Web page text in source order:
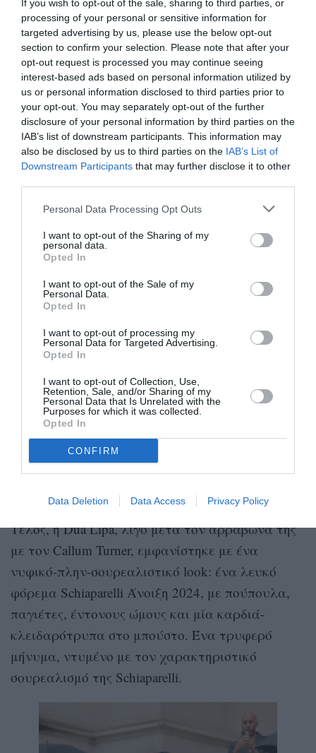
If you wish to opt-out of the sale, sharing to third parties, or
processing of your personal or sensitive information for
targeted advertising by us, please use the below opt-out
section to confirm your selection. Please note that after your
opt-out request is processed you may continue seeing
interest-based ads based on personal information utilized by
us or personal information disclosed to third parties prior to
your opt-out. You may separately opt-out of the further
disclosure of your personal information by third parties on the
IAB’s list of downstream participants. This information may
also be disclosed by us to third parties on the IAB’s List of
Downstream Participants that may further disclose it to other
Personal Data Processing Opt Outs
I want to opt-out of the Sharing of my
personal data.
Opted In
I want to opt-out of the Sale of my
Personal Data.
Opted In
I want to opt-out of processing my
Personal Data for Targeted Advertising.
Opted In
I want to opt-out of Collection, Use,
Retention, Sale, and/or Sharing of my
Personal Data that Is Unrelated with the
Purposes for which it was collected.
Opted In
CONFIRM
Data Deletion Data Access Privacy Policy
διακοσμημένο με κρόσσια, πέρλες και τους
χαρακτηριστικούς γλυπτικούς ώμους του οίκου.
Ωστόσο, η μεγαλύτερη έκπληξη ήταν το
αξεσουάρ: ένα ζωντανό κοράκι, ακουμπισμένο
στο χέρι της.
Getty Images
Τέλος, η Dua Lipa, λίγο μετά τον αρραβώνα της
με τον Callum Turner, εμφανίστηκε με ένα
νυφικό-πλην-σουρεαλιστικό look: ένα λευκό
φόρεμα Schiaparelli Άνοιξη 2024, με πούπουλα,
παγιέτες, έντονους ώμους και μία καρδιά-
κλειδαρότρυπα στο μπούστο. Ένα τρυφερό
μήνυμα, ντυμένο με τον χαρακτηριστικό
σουρεαλισμό της Schiaparelli.